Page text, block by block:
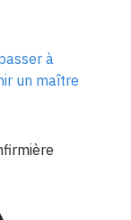
à
un maître